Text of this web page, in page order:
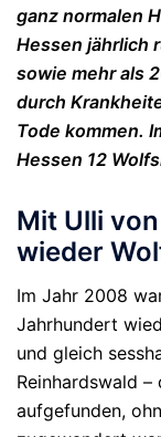
ganz normalen
Hessen jährlich
sowie mehr als
durch
Tode kommen.
Hessen 12
Mit Ulli
wieder
Im Jahr 2008
Jahrhundert
und gleich
Reinhardswald
aufgefunden,